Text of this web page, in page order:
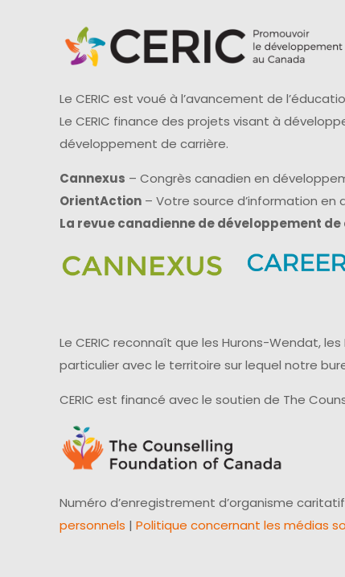
Le CERIC est voué à l’avancement de
Le CERIC finance des projets visant à
développement de carrière.
Cannexus – Congrès canadien en
OrientAction – Votre source d’information
La revue canadienne de développement
Le CERIC reconnaît que les Hurons-Wendat,
particulier avec le territoire sur lequel notre
CERIC est financé avec le soutien de The
Numéro d’enregistrement d’organisme caritatif
personnels | Politique concernant les médias